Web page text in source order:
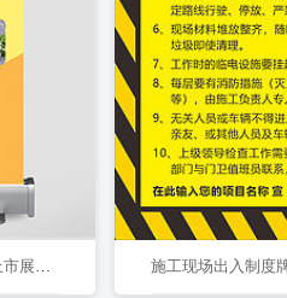
施工现场出入制度